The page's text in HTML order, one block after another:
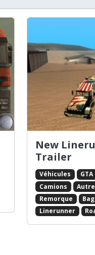
New
Trailer
Véhicules
Camions
Remorque
Linerunner